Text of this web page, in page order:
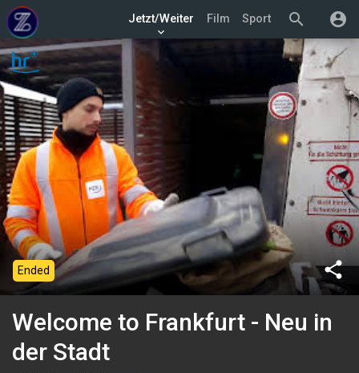
search account_circle
Jetzt/Weiter
keyboard_arrow_down
Film Sport
share
Ended
Welcome to Frankfurt - Neu in
der Stadt